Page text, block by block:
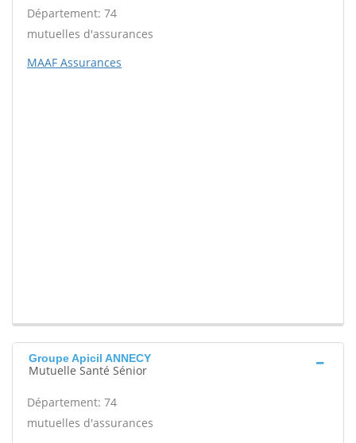
Département: 74
mutuelles d'assurances
MAAF Assurances
Groupe Apicil ANNECY
Mutuelle Santé Sénior
Département: 74
mutuelles d'assurances